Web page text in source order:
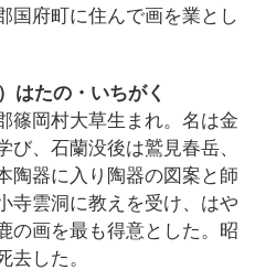
国府町に住んで画を業とし
はたの・いちがく
篠岡村大草生まれ。名は金
、石蘭没後は鷲見春岳、
陶器に入り陶器の図案と師
寺雲洞に教えを受け、はや
の画を最も得意とした。昭
した。